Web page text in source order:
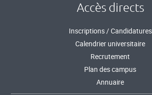
Accès directs
Inscriptions / Candidatures
Calendrier universitaire
Recrutement
Plan des campus
Annuaire